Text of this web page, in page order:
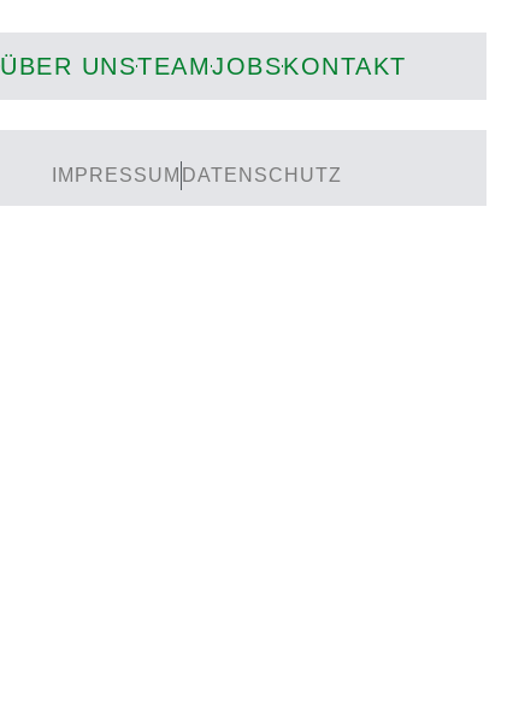
ÜBER UNSTEAMJOBSKONTAKT
IMPRESSUM DATENSCHUTZ